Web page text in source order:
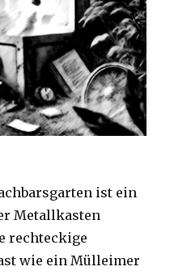
ist ein
Metallkasten
rechteckige
wie ein Mülleimer